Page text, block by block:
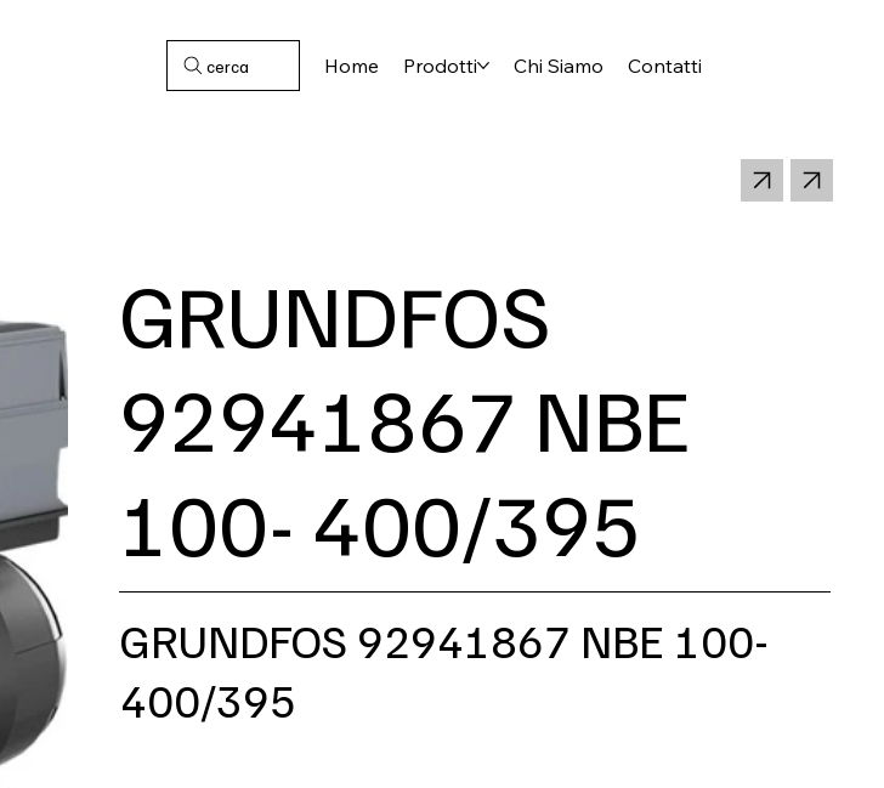
cerca Home Prodotti Chi Siamo Contatti
GRUNDFOS
92941867 NBE
100- 400/395
GRUNDFOS 92941867 NBE 100-
400/395